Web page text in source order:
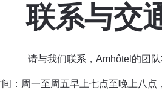
联系与交
请与我们联系，Amhôtel的团
：周一至周五早上七点至晚上八